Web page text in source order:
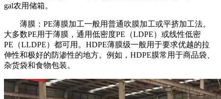
gal农用储箱。
薄膜： PE薄膜加工一般用普通吹膜加工或平挤加工法。
大多数PE用于薄膜，通用低密度PE （LDPE）或线性低密
PE （LLDPE）都可用。 HDPE薄膜级一般用于要求优越的拉
伸性和极好的防渗性的地方。例如， HDPE膜常用于商品袋、
杂货袋和食物包装。